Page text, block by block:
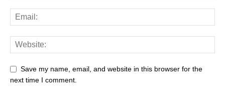
Save my name, email, and website in this browser for the
next time I comment.